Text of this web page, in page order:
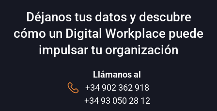
Déjanos tus datos y descubre
cómo un Digital Workplace puede
impulsar tu organización
Llámanos al
+34 902 362 918
+34 93 050 28 12